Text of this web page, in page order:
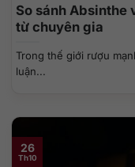
So sánh Absinthe
từ chuyên gia
Trong thế giới rượu
luận...
26
Th10